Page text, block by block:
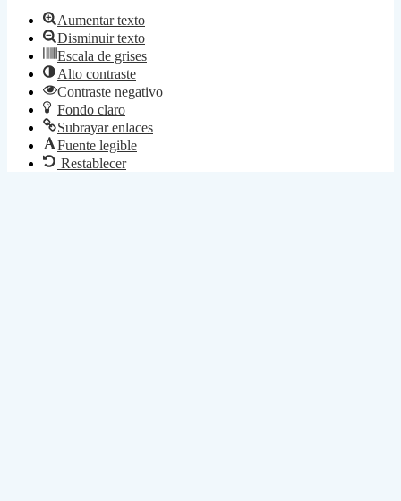
Aumentar texto
Disminuir texto
Escala de grises
Alto contraste
Contraste negativo
Fondo claro
Subrayar enlaces
Fuente legible
Restablecer